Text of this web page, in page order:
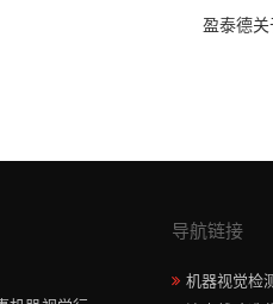
盈泰德关
导航链接
机器视觉检